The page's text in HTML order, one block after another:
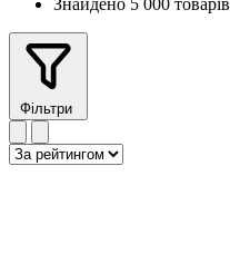
Знайдено 5 000 товарів
Фільтри